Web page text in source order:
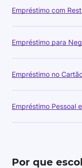
Empréstimo com
Empréstimo para
Empréstimo no
Empréstimo Pessoal
Por que